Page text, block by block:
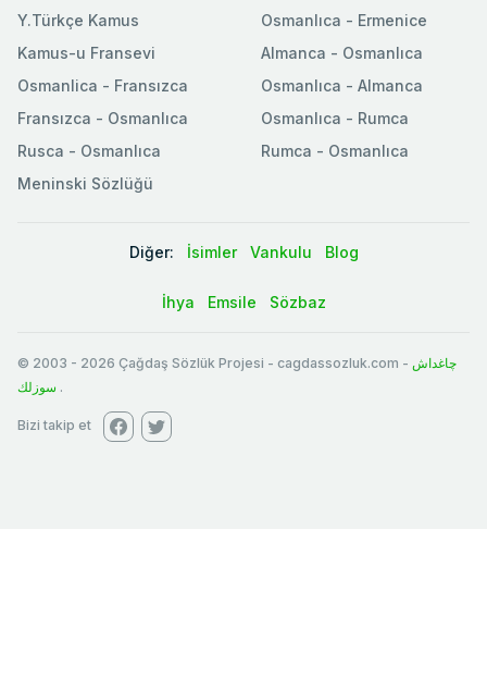
Y.Türkçe Kamus
Osmanlıca - Ermenice
Kamus-u Fransevi
Osmanlica - Fransızca
Fransızca - Osmanlıca
Rusca - Osmanlıca
Meninski Sözlüğü
Almanca - Osmanlıca
Osmanlıca - Almanca
Osmanlıca - Rumca
Rumca - Osmanlıca
Diğer: İsimler Vankulu Blog
İhya Emsile Sözbaz
© 2003 - 2026 Çağdaş Sözlük Projesi - cagdassozluk.com - چاغداش
سوزلك .
Bizi takip et